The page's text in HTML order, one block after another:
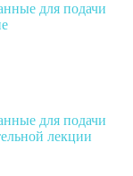
для подачи
для подачи
лекции